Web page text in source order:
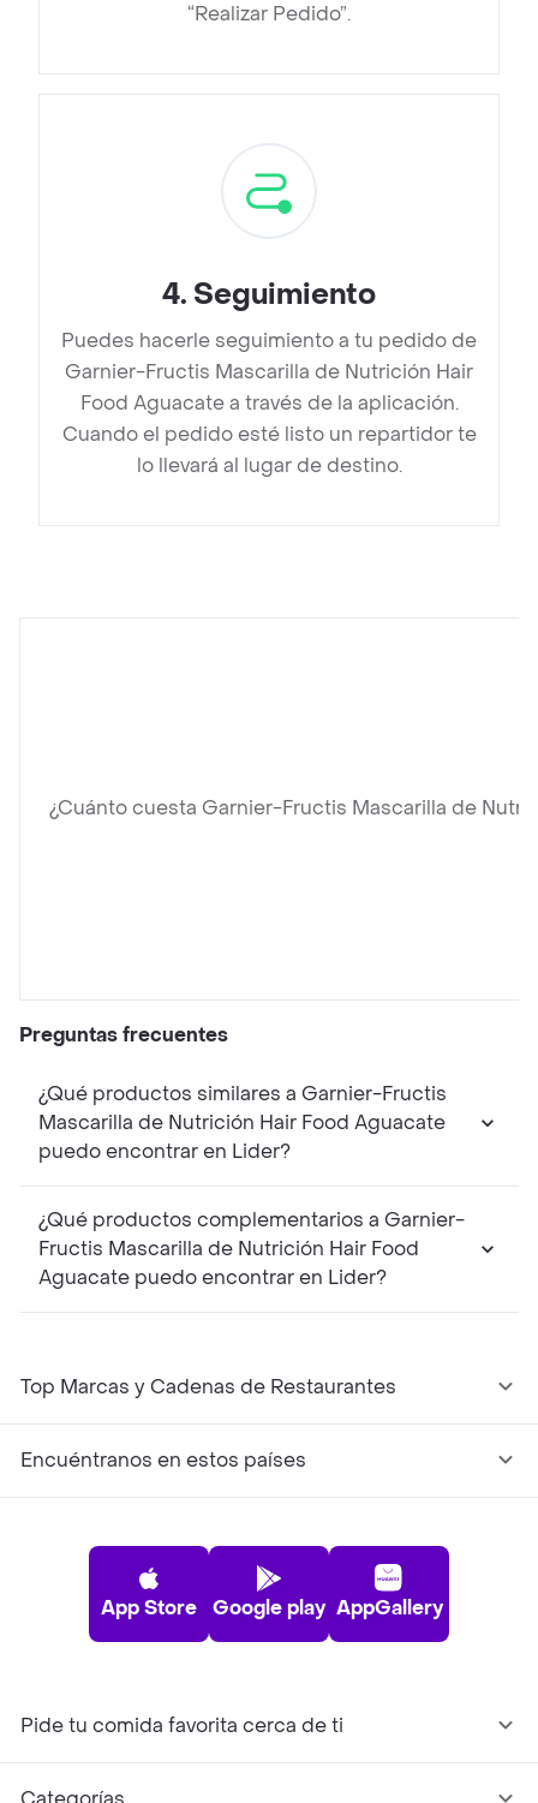
“Realizar Pedido”.
4. Seguimiento
Puedes hacerle seguimiento a tu pedido de
Garnier-Fructis Mascarilla de Nutrición Hair
Food Aguacate a través de la aplicación.
Cuando el pedido esté listo un repartidor te
lo llevará al lugar de destino.
¿Cuánto cuesta Garnier-Fructis Mascarilla de
Preguntas frecuentes
¿Qué productos similares a Garnier-Fructis
Mascarilla de Nutrición Hair Food Aguacate
puedo encontrar en Lider?
¿Qué productos complementarios a Garnier-
Fructis Mascarilla de Nutrición Hair Food
Aguacate puedo encontrar en Lider?
Top Marcas y Cadenas de Restaurantes
Encuéntranos en estos países
App Store Google play AppGallery
Pide tu comida favorita cerca de ti